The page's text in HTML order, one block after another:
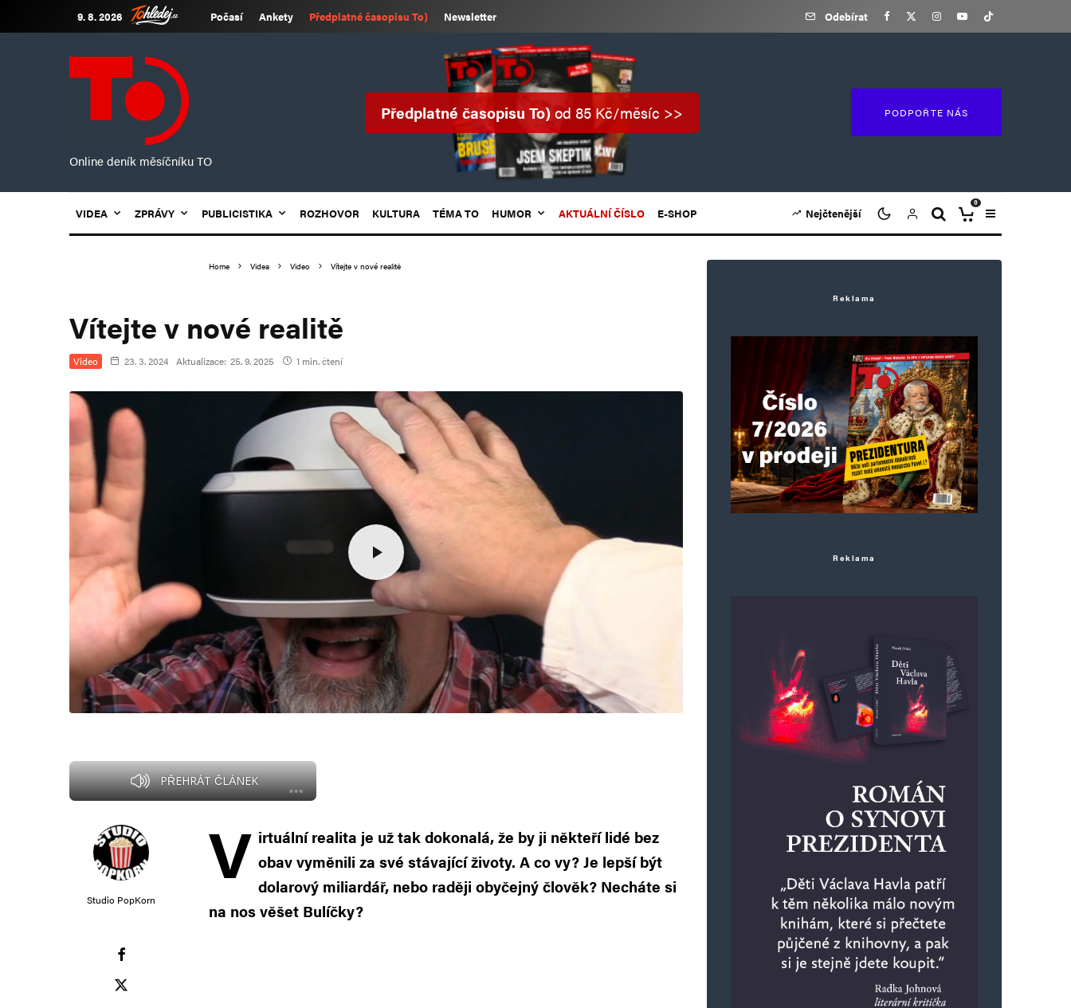
9. 8. 2026 Počasí Ankety Předplatné časopisu To) Newsletter Odebírat
Online deník měsíčníku TO
Předplatné časopisu To)od 85 Kč/měsíc >> PODPOŘTE NÁS
VIDEA ZPRÁVY PUBLICISTIKA ROZHOVOR KULTURA TÉMA TO HUMOR AKTUÁLNÍ ČÍSLO E-SHOP Nejčtenější
0
Home Videa Video Vítejte v nové realitě
Vítejte v nové realitě
Video 23. 3. 2024 Aktualizace: 25. 9. 2025 1 min. čtení
PŘEHRÁT ČLÁNEK
Studio PopKorn
V irtuální realita je už tak dokonalá, že by ji někteří lidé bez
obav vyměnili za své stávající životy. A co vy? Je lepší být
dolarový miliardář, nebo raději obyčejný člověk? Necháte si
na nos věšet Bulíčky?
Reklama
Reklama